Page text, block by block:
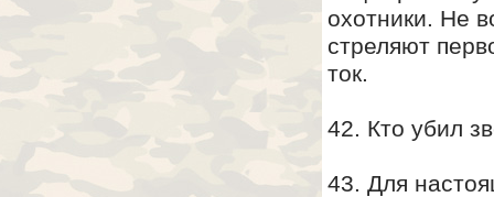
охотники. Не
стреляют
ток.
42. Кто убил
43. Для